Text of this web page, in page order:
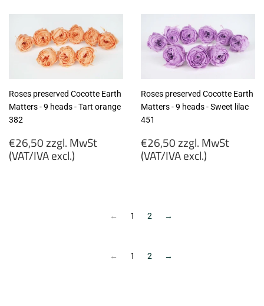
MwSt
(VAT/IVA
excl.)
MwSt
(VAT/IVA
excl.)
Roses preserved Cocotte Earth
Matters - 9 heads - Tart orange
382
Regular
price
€26,50 zzgl. MwSt
(VAT/IVA excl.)
Roses preserved Cocotte Earth
Matters - 9 heads - Sweet lilac
451
Regular
price
€26,50 zzgl. MwSt
(VAT/IVA excl.)
(VAT/IVA
← 1 2 →
← 1 2 →